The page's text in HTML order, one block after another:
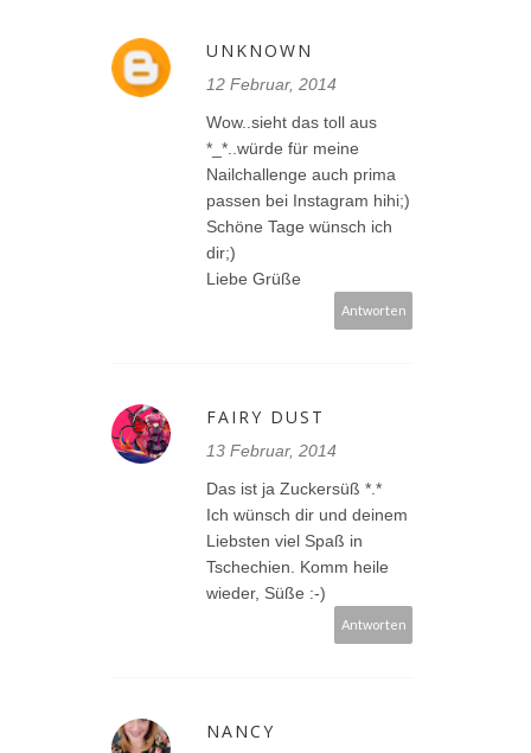
UNKNOWN
12 Februar, 2014
Wow..sieht das toll aus
*_*..würde für meine
Nailchallenge auch prima
passen bei Instagram hihi;)
Schöne Tage wünsch ich
dir;)
Liebe Grüße
Antworten
FAIRY DUST
13 Februar, 2014
Das ist ja Zuckersüß *.*
Ich wünsch dir und deinem
Liebsten viel Spaß in
Tschechien. Komm heile
wieder, Süße :-)
Antworten
NANCY